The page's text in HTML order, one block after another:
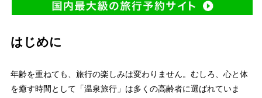
はじめに
年齢を重ねても、旅行の楽しみは変わりません。むしろ、心と体
を癒す時間として「温泉旅行」は多くの高齢者に選ばれていま